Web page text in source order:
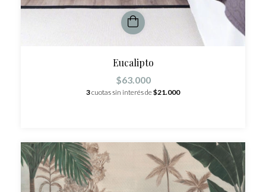
Eucalipto
$63.000
3cuotas sin interés de$21.000